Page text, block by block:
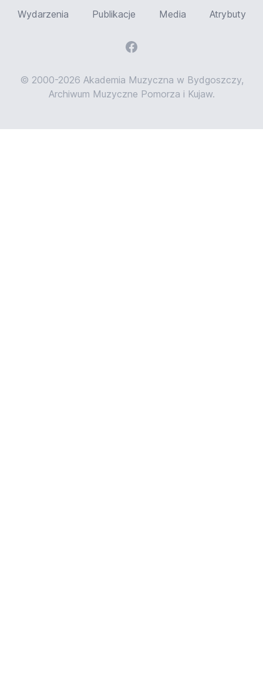
Wydarzenia Publikacje Media Atrybuty
© 2000-2026 Akademia Muzyczna w Bydgoszczy,
Archiwum Muzyczne Pomorza i Kujaw.